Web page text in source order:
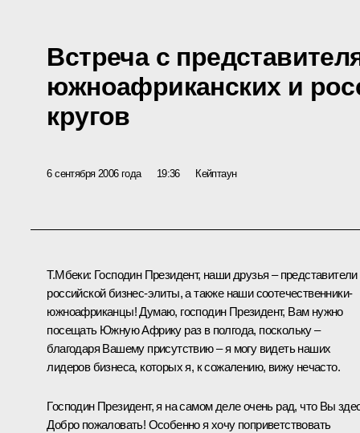
Встреча с
южноафриканских и
кругов
6 сентября 2006 года 19:36 Кейптаун
Т.Мбеки: Господин Президент, наши друзья – представители
российской бизнес-элиты, а также наши соотечественники-
южноафриканцы! Думаю, господин Президент, Вам нужно
посещать Южную Африку раз в полгода, поскольку –
благодаря Вашему присутствию – я могу видеть наших
лидеров бизнеса, которых я, к сожалению, вижу нечасто.
Господин Президент, я на самом деле очень рад, что Вы
Добро пожаловать! Особенно я хочу поприветствовать